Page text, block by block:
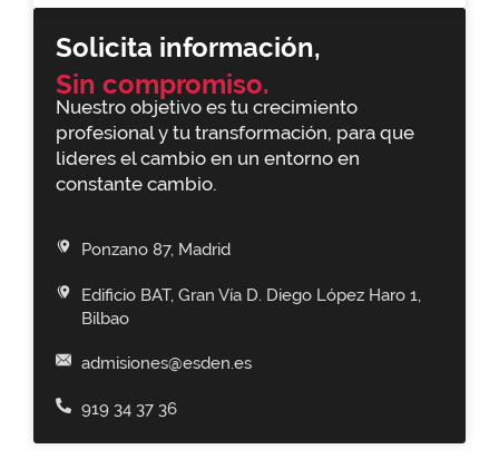
Solicita información,
Sin compromiso.
Nuestro objetivo es tu crecimiento
profesional y tu transformación, para que
lideres el cambio en un entorno en
constante cambio.
Ponzano 87, Madrid
Edificio BAT, Gran Vía D. Diego López Haro 1,
Bilbao
admisiones@esden.es
919 34 37 36